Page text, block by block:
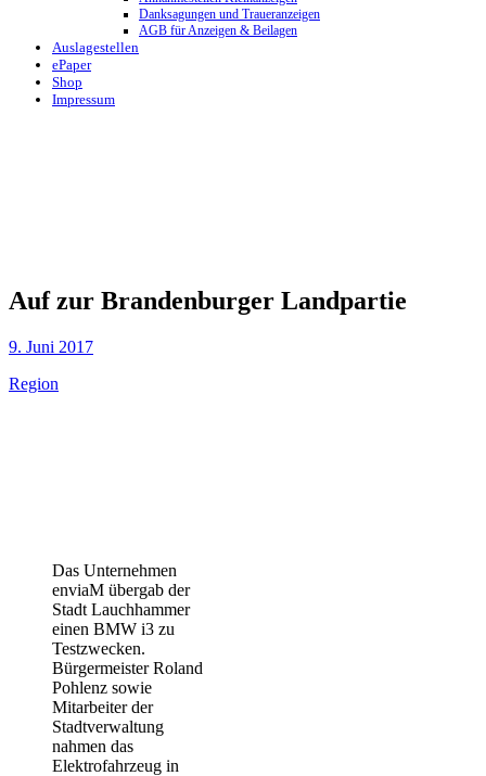
Danksagungen und Traueranzeigen
AGB für Anzeigen & Beilagen
Auslagestellen
ePaper
Shop
Impressum
Auf zur Brandenburger Landpartie
9. Juni 2017
Region
Das Unternehmen
enviaM übergab der
Stadt Lauchhammer
einen BMW i3 zu
Testzwecken.
Bürgermeister Roland
Pohlenz sowie
Mitarbeiter der
Stadtverwaltung
nahmen das
Elektrofahrzeug in